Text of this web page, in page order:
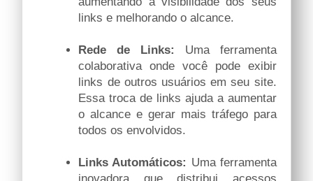
links e melhorando o alcance.
Rede de Links:
Uma ferramenta
colaborativa onde você pode exibir
links de outros usuários em seu site.
Essa troca de links ajuda a aumentar
o alcance e gerar mais tráfego para
todos os envolvidos.
Links Automáticos: Uma ferramenta